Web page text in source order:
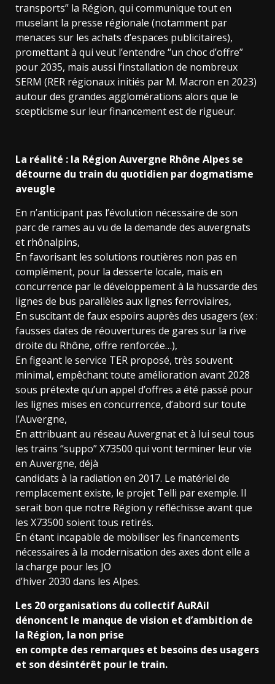
transports” la Région, qui communique tout en
muselant la presse régionale (notamment par
menaces sur les achats d’espaces publicitaires),
promettant à qui veut l’entendre “un choc d’offre”
pour 2035, mais aussi l’installation de nombreux
SERM (RER régionaux initiés par M. Macron en 2023)
autour des grandes agglomérations alors que le
scepticisme sur leur financement est de rigueur.
La réalité : la Région Auvergne Rhône Alpes se
détourne du train du quotidien par dogmatisme
aveugle
En n’anticipant pas l’évolution nécessaire de son
parc de rames au vu de la demande des auvergnats
et rhônalpins,
En favorisant les solutions routières non pas en
complément, pour la desserte locale, mais en
concurrence par le développement à la hussarde des
lignes de bus parallèles aux lignes ferroviaires,
En suscitant de faux espoirs auprès des usagers (ex :
fausses dates de réouvertures de gares sur la rive
droite du Rhône, offre renforcée…),
En figeant le service TER proposé, très souvent
minimal, empêchant toute amélioration avant 2028
sous prétexte qu’un appel d’offres a été passé pour
les lignes mises en concurrence, d’abord sur toute
l’Auvergne,
En attribuant au réseau Auvergnat et à lui seul tous
les trains “suppo” X73500 qui vont terminer leur vie
en Auvergne, déjà
candidats à la radiation en 2017. Le matériel de
remplacement existe, le projet Telli par exemple. Il
serait bon que notre Région y réfléchisse avant que
les X73500 soient tous retirés.
En étant incapable de mobiliser les financements
nécessaires à la modernisation des axes dont elle a
la charge pour les JO
d’hiver 2030 dans les Alpes.
Les 20 organisations du collectif AuRAil
dénoncent le manque de vision et d’ambition de
la Région, la non prise
en compte des remarques et besoins des usagers
et son désintérêt pour le train.